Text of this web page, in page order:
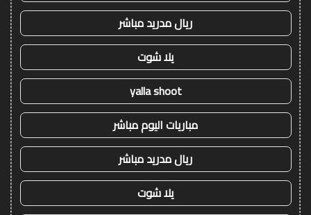
ريال مدريد مباشر
يلا شوت
yalla shoot
مباريات اليوم مباشر
ريال مدريد مباشر
يلا شوت